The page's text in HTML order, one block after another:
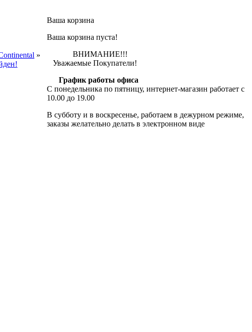
»
Ваша корзина
Ваша корзина пуста!
ВНИМАНИЕ!!!
Уважаемые Покупатели!
График работы офиса
С понедельника по пятницу, интернет-магазин работает с
10.00 до 19.00
В субботу и в воскресенье, работаем в дежурном режиме,
заказы желательно делать в электронном виде